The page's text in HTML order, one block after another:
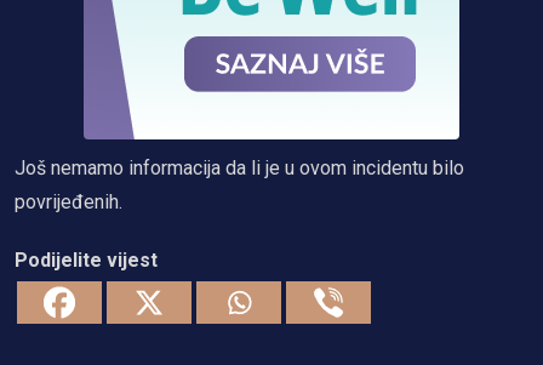
Još nemamo informacija da li je u ovom incidentu bilo
povrijeđenih.
Podijelite vijest